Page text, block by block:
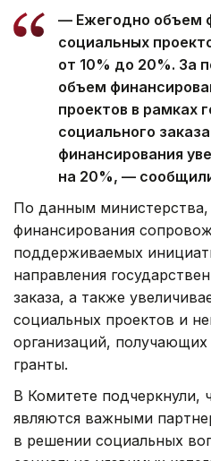
— Ежегодно объем
социальных
от 10% до 20%. За
объем
проектов в рамках
социального
финансирования
на 20%, —
По данным министерства,
финансирования
поддерживаемых
направления
заказа, а также
социальных проектов и
организаций, получающих
гранты.
В Комитете подчеркнули,
являются важными
в решении социальных